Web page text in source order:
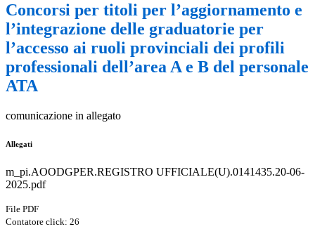
Concorsi per titoli per l’aggiornamento e
l’integrazione delle graduatorie per
l’accesso ai ruoli provinciali dei profili
professionali dell’area A e B del personale
ATA
comunicazione in allegato
Allegati
m_pi.AOODGPER.REGISTRO UFFICIALE(U).0141435.20-06-
2025.pdf
File PDF
Contatore click: 26